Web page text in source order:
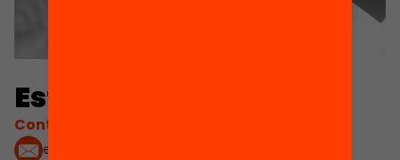
Esther Hierro Mariné
Contacta'm:
esther@marinva.es